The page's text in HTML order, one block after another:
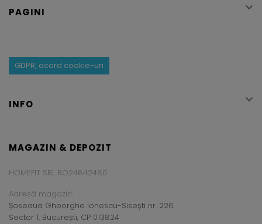
PAGINI 
GDPR, acord cookie-uri
INFO 
MAGAZIN & DEPOZIT
HOMEFIT SRL RO24842480
Adresă magazin:
Șoseaua Gheorghe Ionescu-Sisești nr. 226
Sector 1, București, CP 013824